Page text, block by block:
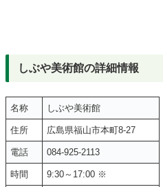
しぶや美術館の詳細情報
名称 しぶや美術館
住所 広島県福山市本町8-27
電話 084-925-2113
時間 9:30～17:00 ※